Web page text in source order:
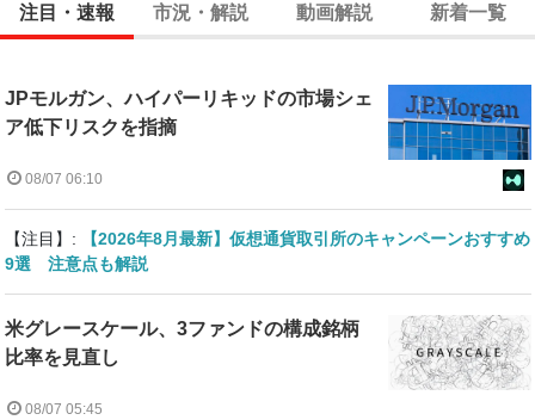
注目・速報 市況・解説 動画解説 新着一覧
JPモルガン、ハイパーリキッドの市場シェ
ア低下リスクを指摘
08/07 06:10
【注目】:
【2026年8月最新】仮想通貨取引所のキャンペーンおすすめ
9選 注意点も解説
米グレースケール、3ファンドの構成銘柄
比率を見直し
08/07 05:45